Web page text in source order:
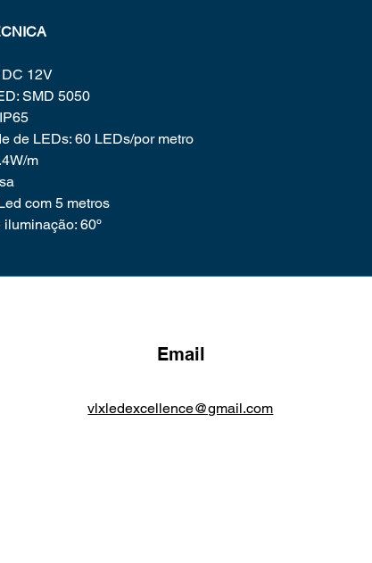
12V
SMD 5050
de LEDs: 60 LEDs/por metro
m
com 5 metros
60º
Email
vlxledexcellence@gmail.com